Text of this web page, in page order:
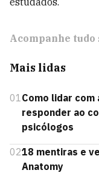
Acompanhe tudo
Mais lidas
01Como lidar com
responder ao
psicólogos
0218 mentiras e
Anatomy